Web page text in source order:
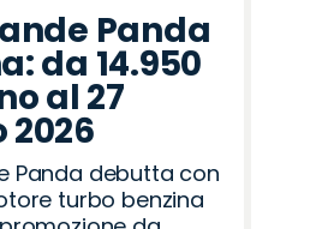
Panda
da 14.950
al 27
Panda debutta con
turbo benzina